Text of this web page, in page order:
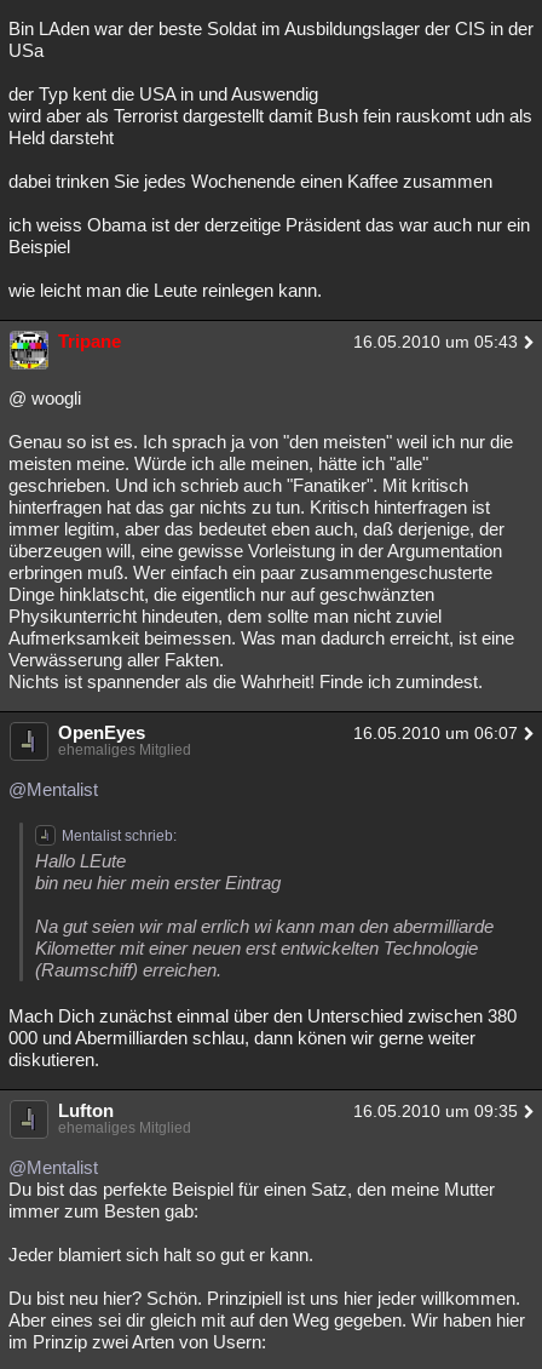
Bin LAden war der beste Soldat im Ausbildungslager der CIS in der
USa
der Typ kent die USA in und Auswendig
wird aber als Terrorist dargestellt damit Bush fein rauskomt udn als
Held darsteht
dabei trinken Sie jedes Wochenende einen Kaffee zusammen
ich weiss Obama ist der derzeitige Präsident das war auch nur ein
Beispiel
wie leicht man die Leute reinlegen kann.
Tripane 16.05.2010 um 05:43
@ woogli
Genau so ist es. Ich sprach ja von "den meisten" weil ich nur die
meisten meine. Würde ich alle meinen, hätte ich "alle"
geschrieben. Und ich schrieb auch "Fanatiker". Mit kritisch
hinterfragen hat das gar nichts zu tun. Kritisch hinterfragen ist
immer legitim, aber das bedeutet eben auch, daß derjenige, der
überzeugen will, eine gewisse Vorleistung in der Argumentation
erbringen muß. Wer einfach ein paar zusammengeschusterte
Dinge hinklatscht, die eigentlich nur auf geschwänzten
Physikunterricht hindeuten, dem sollte man nicht zuviel
Aufmerksamkeit beimessen. Was man dadurch erreicht, ist eine
Verwässerung aller Fakten.
Nichts ist spannender als die Wahrheit! Finde ich zumindest.
OpenEyes 16.05.2010 um 06:07
ehemaliges Mitglied
@Mentalist
Mentalist schrieb:
Hallo LEute
bin neu hier mein erster Eintrag
Na gut seien wir mal errlich wi kann man den abermilliarde
Kilometter mit einer neuen erst entwickelten Technologie
(Raumschiff) erreichen.
Mach Dich zunächst einmal über den Unterschied zwischen 380
000 und Abermilliarden schlau, dann könen wir gerne weiter
diskutieren.
Lufton 16.05.2010 um 09:35
ehemaliges Mitglied
@Mentalist
Du bist das perfekte Beispiel für einen Satz, den meine Mutter
immer zum Besten gab:
Jeder blamiert sich halt so gut er kann.
Du bist neu hier? Schön. Prinzipiell ist uns hier jeder willkommen.
Aber eines sei dir gleich mit auf den Weg gegeben. Wir haben hier
im Prinzip zwei Arten von Usern: